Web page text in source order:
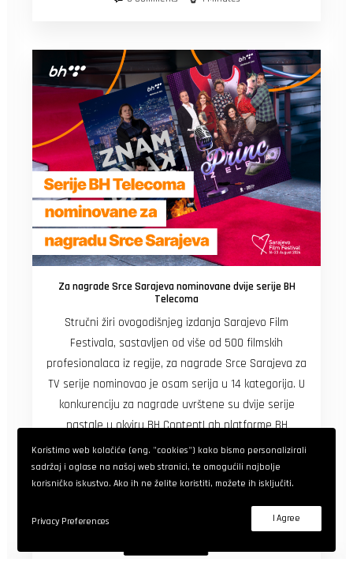
Za nagrade Srce Sarajeva nominovane dvije serije BH
Telecoma
Stručni žiri ovogodišnjeg izdanja Sarajevo Film
Festivala, sastavljen od više od 500 filmskih
profesionalaca iz regije, za nagrade Srce Sarajeva za
TV serije nominovao je osam serija u 14 kategorija. U
konkurenciju za nagrade uvrštene su dvije serije
nastale u okviru BH ContentLab platforme BH
Telecoma - Znam kako dišeš, kreatora Jasmile Žbanić
i Damira Ibrahimovića i Princ iz Eleja, kreatora Elme
Tataragić, Dušana Vranića, Enesa Zlatara i Amre
Koristimo web kolačiće (eng. "cookies") kako bismo personalizirali
sadržaj i oglase na našoj web stranici, te omogućili najbolje
korisničko iskustvo. Ako ih ne želite koristiti, možete ih isključiti.
Privacy Preferences I Agree